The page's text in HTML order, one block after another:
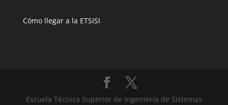
Cómo llegar a la ETSISI
Escuela Técnica Superior de Ingeniería de Sistemas